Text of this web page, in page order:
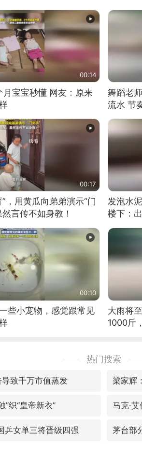
00:14
宝宝秒懂 网友：原来
舞蹈老
流水 节
的？
00:17
，用黄瓜向弟弟演示“门
言传不如身教！
发泡水
楼下：
00:10
些小宠物，感觉跟常见
大雨将
1000斤
热门搜索
致千万市值蒸发 梁家辉
”织“皇帝新衣” 马克·
乒女单三将晋级四强 茅台部